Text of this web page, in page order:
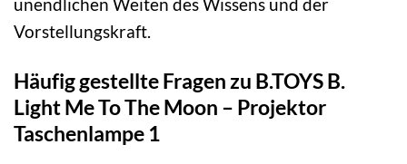
Vorstellungskraft.
Häufig gestellte Fragen zu B.TOYS B.
Light Me To The Moon – Projektor
Taschenlampe 1